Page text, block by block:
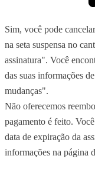
Sim, você pode
na seta suspensa no
assinatura". Você
das suas informações
mudanças".
Não oferecemos
pagamento é feito.
data de expiração da
informações na página